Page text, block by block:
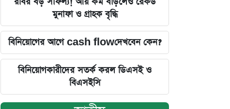
মুনাফা ও গ্রাহক বৃদ্ধি
বিনিয়োগের আগে cash flowদেখবেন কেন?
বিনিয়োগকারীদের সতর্ক করল ডিএসই ও
বিএসইসি